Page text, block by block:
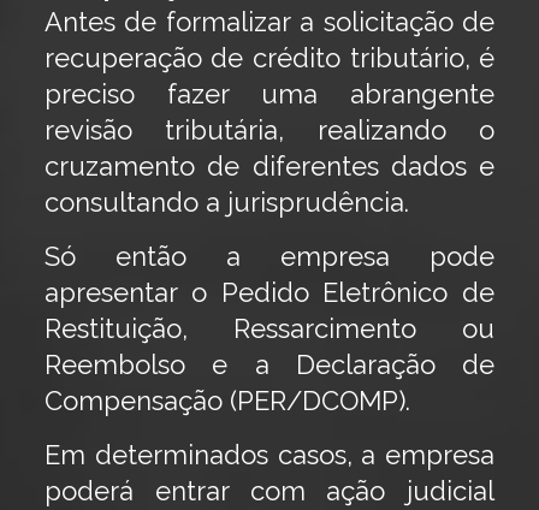
Antes de formalizar a solicitação de
recuperação de crédito tributário, é
preciso fazer uma abrangente
revisão tributária, realizando o
cruzamento de diferentes dados e
consultando a jurisprudência.
Só então a empresa pode
apresentar o Pedido Eletrônico de
Restituição, Ressarcimento ou
Reembolso e a Declaração de
Compensação (PER/DCOMP).
Em determinados casos, a empresa
poderá entrar com ação judicial